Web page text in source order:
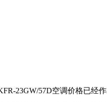
57D空调价格已经作